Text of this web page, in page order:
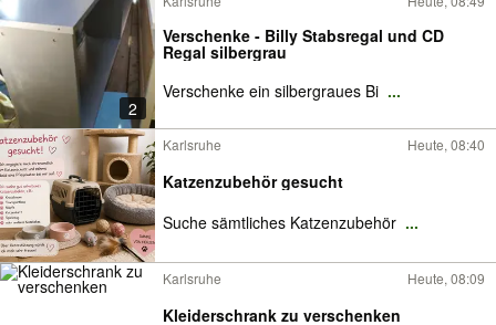
2
Verschenke - Billy Stabsregal und CD
Regal silbergrau
Verschenke ein silbergraues Bi ...
Karlsruhe Heute, 08:40
Katzenzubehör gesucht
Suche sämtliches Katzenzubehör ...
Karlsruhe Heute, 08:09
Kleiderschrank zu verschenken